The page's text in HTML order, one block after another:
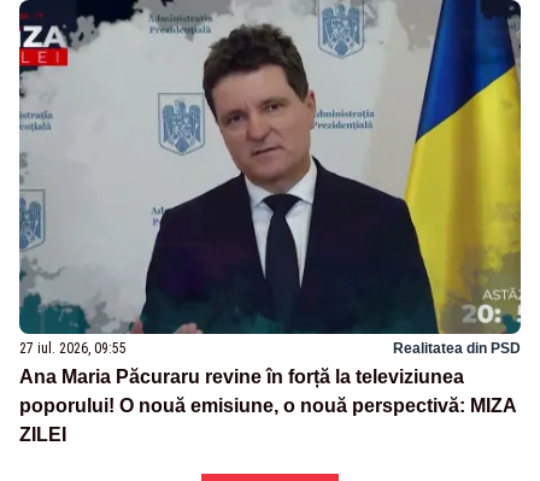
27 iul. 2026, 09:55 Realitatea din PSD
Ana Maria Păcuraru revine în forță la televiziunea
poporului! O nouă emisiune, o nouă perspectivă: MIZA
ZILEI